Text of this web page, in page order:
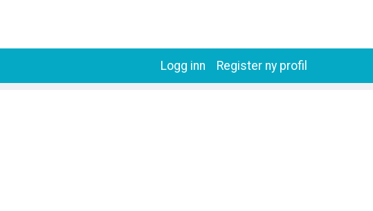
Register ny profil
Logg inn